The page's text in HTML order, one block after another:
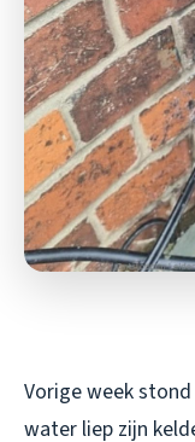
Vorige week
water liep zijn